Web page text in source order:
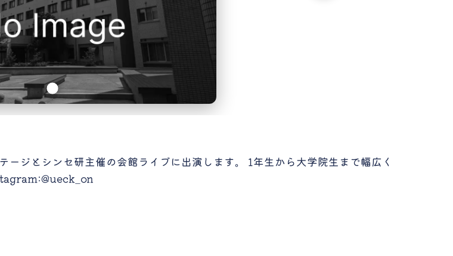
ジとシンセ研主催の会館ライブに出演します。 1年生から大学院生まで幅広く